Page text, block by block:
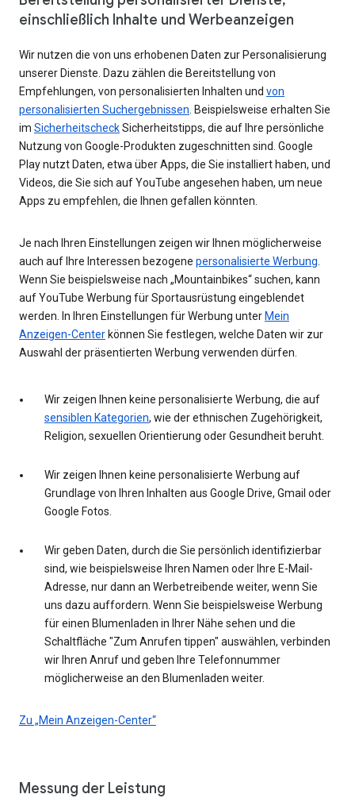
einschließlich Inhalte und Werbeanzeigen
Wir nutzen die von uns erhobenen Daten zur Personalisierung
unserer Dienste. Dazu zählen die Bereitstellung von
Empfehlungen, von personalisierten Inhalten und von
personalisierten Suchergebnissen . Beispielsweise erhalten Sie
im SicherheitscheckSicherheitstipps, die auf Ihre persönliche
Nutzung von Google-Produkten zugeschnitten sind. Google
Play nutzt Daten, etwa über Apps, die Sie installiert haben, und
Videos, die Sie sich auf YouTube angesehen haben, um neue
Apps zu empfehlen, die Ihnen gefallen könnten.
Je nach Ihren Einstellungen zeigen wir Ihnen möglicherweise
auch auf Ihre Interessen bezogene personalisierte Werbung
Wenn Sie beispielsweise nach „Mountainbikes“ suchen, kann
auf YouTube Werbung für Sportausrüstung eingeblendet
werden. In Ihren Einstellungen für Werbung unter Mein
Anzeigen-Center können Sie festlegen, welche Daten wir zur
Auswahl der präsentierten Werbung verwenden dürfen.
Wir zeigen Ihnen keine personalisierte Werbung, die auf
sensiblen Kategorien, wie der ethnischen Zugehörigkeit,
Religion, sexuellen Orientierung oder Gesundheit beruht.
Wir zeigen Ihnen keine personalisierte Werbung auf
Grundlage von Ihren Inhalten aus Google Drive, Gmail oder
Google Fotos.
Wir geben Daten, durch die Sie persönlich identifizierbar
sind, wie beispielsweise Ihren Namen oder Ihre E-Mail-
Adresse, nur dann an Werbetreibende weiter, wenn Sie
uns dazu auffordern. Wenn Sie beispielsweise Werbung
für einen Blumenladen in Ihrer Nähe sehen und die
Schaltfläche "Zum Anrufen tippen" auswählen, verbinden
wir Ihren Anruf und geben Ihre Telefonnummer
möglicherweise an den Blumenladen weiter.
Zu „Mein Anzeigen-Center“
Messung der Leistung